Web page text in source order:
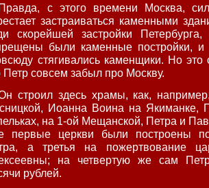
с этого времени Москва,
застраиваться каменными
скорейшей застройки
были каменные постройки, и
стягивались каменщики. Но это
Петр совсем забыл про Москву.
строил здесь храмы, как,
Иоанна Воина на Якиманке,
на 1-ой Мещанской, Петра и
первые церкви были построены
а третья на пожертвование
на четвертую же сам
рублей.